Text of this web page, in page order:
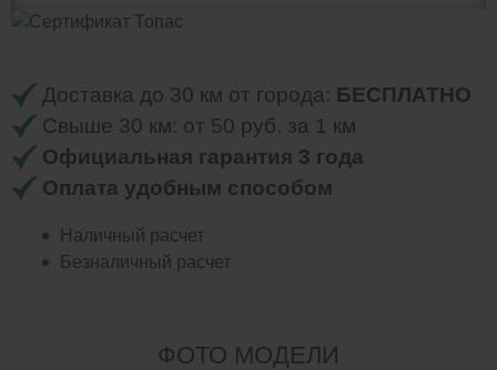
Доставка до 30 км от города: БЕСПЛАТНО
Свыше 30 км: от 50 руб. за 1 км
Официальная гарантия 3 года
Оплата удобным способом
Наличный расчет
Безналичный расчет
ФОТО МОДЕЛИ